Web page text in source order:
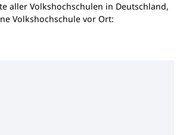
aller Volkshochschulen in Deutschland,
Volkshochschule vor Ort: